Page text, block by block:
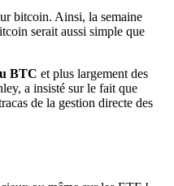
bitcoin. Ainsi, la semaine
serait aussi simple que
BTC et plus largement des
a insisté sur le fait que
de la gestion directe des